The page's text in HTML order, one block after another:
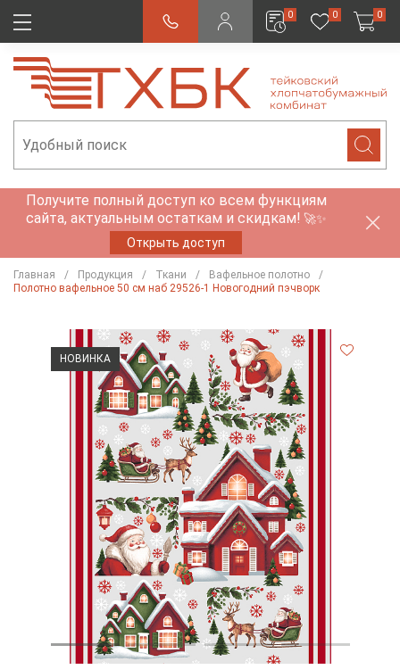
0 0 0
Получите полный доступ ко всем функциям
сайта, актуальным остаткам и скидкам! 🚀✨
Открыть доступ
Главная Продукция Ткани
Вафельное полотно
Полотно вафельное 50 см наб 29526-1 Новогодний пэчворк
НОВИНКА